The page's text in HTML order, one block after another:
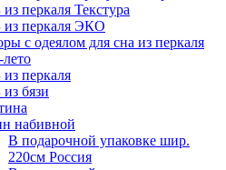
перкаля Текстура
перкаля ЭКО
с одеялом для сна из перкаля
перкаля
бязи
набивной
В подарочной упаковке шир.
220см Россия